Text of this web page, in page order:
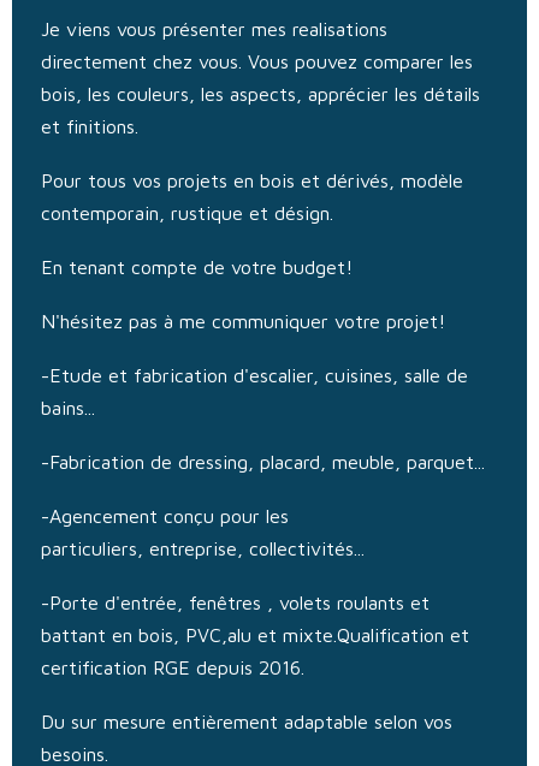
Je viens vous présenter mes realisations
directement chez vous. Vous pouvez comparer les
bois, les couleurs, les aspects, apprécier les détails
et finitions.
Pour tous vos projets en bois et dérivés, modèle
contemporain, rustique et désign.
En tenant compte de votre budget!
N'hésitez pas à me communiquer votre projet!
-Etude et fabrication d'escalier, cuisines, salle de
bains...
-Fabrication de dressing, placard, meuble, parquet...
-Agencement conçu pour les
particuliers, entreprise, collectivités...
-Porte d'entrée, fenêtres , volets roulants et
battant en bois, PVC,alu et mixte.Qualification et
certification RGE depuis 2016.
Du sur mesure entièrement adaptable selon vos
besoins.